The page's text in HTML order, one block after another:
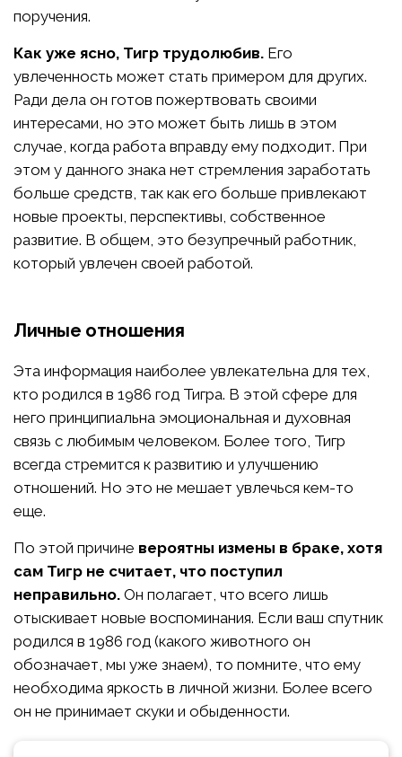
поручения.
Как уже ясно, Тигр трудолюбив. Его
увлеченность может стать примером для других.
Ради дела он готов пожертвовать своими
интересами, но это может быть лишь в этом
случае, когда работа вправду ему подходит. При
этом у данного знака нет стремления заработать
больше средств, так как его больше привлекают
новые проекты, перспективы, собственное
развитие. В общем, это безупречный работник,
который увлечен своей работой.
Личные отношения
Эта информация наиболее увлекательна для тех,
кто родился в 1986 год Тигра. В этой сфере для
него принципиальна эмоциональная и духовная
связь с любимым человеком. Более того, Тигр
всегда стремится к развитию и улучшению
отношений. Но это не мешает увлечься кем-то
еще.
По этой причине вероятны измены в браке, хотя
сам Тигр не считает, что поступил
неправильно. Он полагает, что всего лишь
отыскивает новые воспоминания. Если ваш спутник
родился в 1986 год (какого животного он
обозначает, мы уже знаем), то помните, что ему
необходима яркость в личной жизни. Более всего
он не принимает скуки и обыденности.